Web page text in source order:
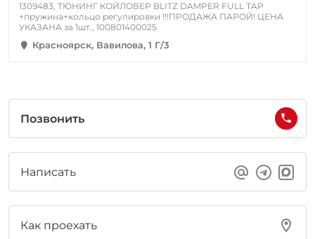
1309483, ТЮНИНГ КОЙЛОВЕР BLITZ DAMPER FULL TAP
+пружина+кольцо регулировки !!!ПРОДАЖА ПАРОЙ! ЦЕНА
УКАЗАНА за 1шт., 100801400025
Красноярск, Вавилова, 1 Г/3
Позвонить
Написать
Как проехать